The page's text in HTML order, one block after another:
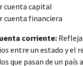
cuenta capital
cuenta financiera
corriente:
entre un estado y el
que pasan de un país